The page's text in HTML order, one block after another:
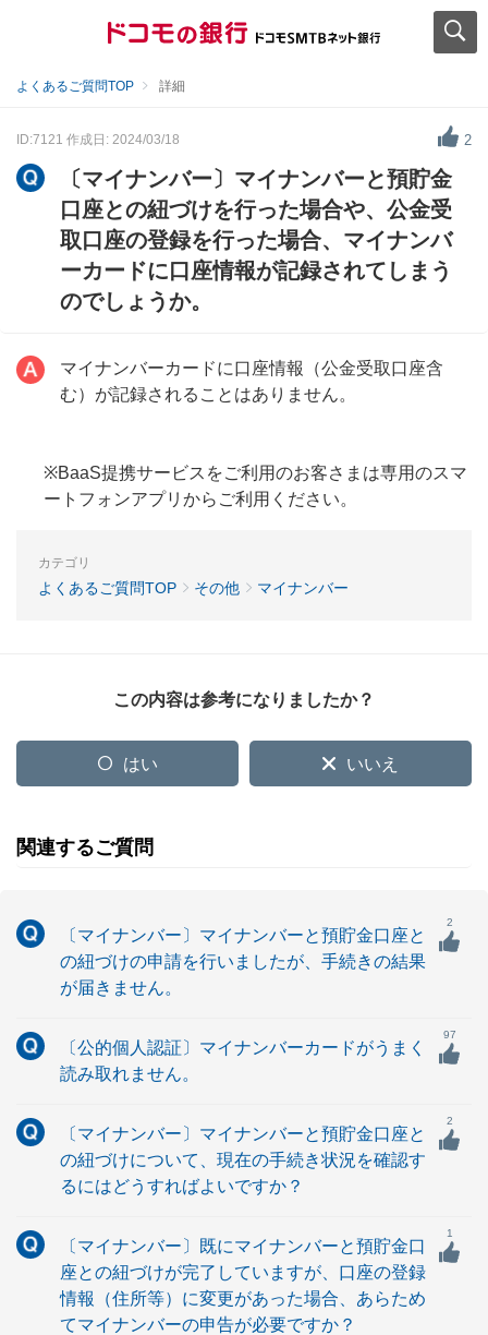
よくあるご質問TOP 詳細
ID:7121 作成日: 2024/03/18 2
〔マイナンバー〕マイナンバーと預貯金
口座との紐づけを行った場合や、公金受
取口座の登録を行った場合、マイナンバ
ーカードに口座情報が記録されてしまう
のでしょうか。
マイナンバーカードに口座情報（公金受取口座含
む）が記録されることはありません。
※BaaS提携サービスをご利用のお客さまは専用のスマ
ートフォンアプリからご利用ください。
カテゴリ
よくあるご質問TOP その他 マイナンバー
この内容は参考になりましたか？
はい いいえ
関連するご質問
〔マイナンバー〕マイナンバーと預貯金口座と
の紐づけの申請を行いましたが、手続きの結果
が届きません。
2
〔公的個人認証〕マイナンバーカードがうまく
読み取れません。
97
〔マイナンバー〕マイナンバーと預貯金口座と
の紐づけについて、現在の手続き状況を確認す
るにはどうすればよいですか？
2
〔マイナンバー〕既にマイナンバーと預貯金口
座との紐づけが完了していますが、口座の登録
情報（住所等）に変更があった場合、あらため
てマイナンバーの申告が必要ですか？
1